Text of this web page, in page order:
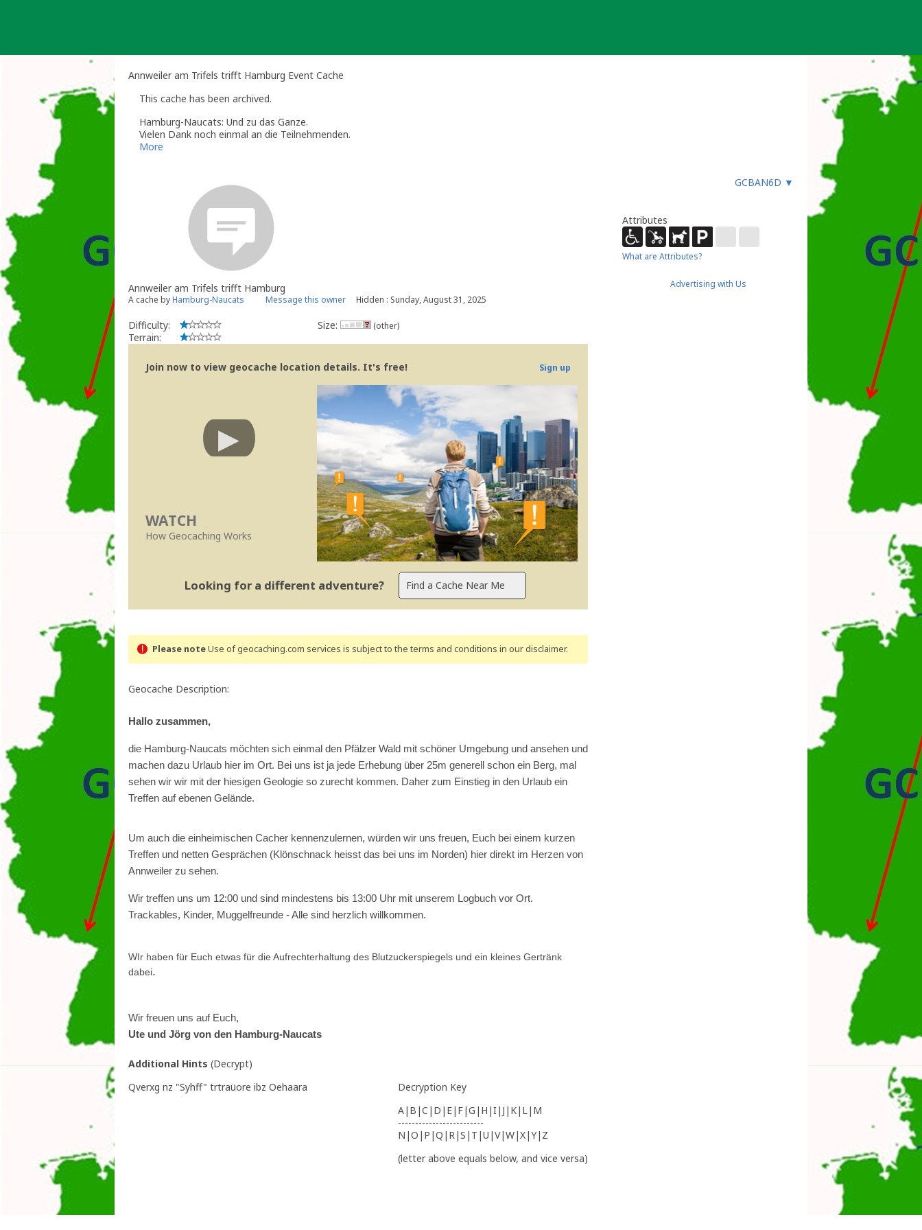
Annweiler am Trifels trifft Hamburg Event Cache
This cache has been archived.
Hamburg-Naucats: Und zu das Ganze.
Vielen Dank noch einmal an die Teilnehmenden.
Evtl. sehen wir uns ja beim Blutmondevent (lune de sang) bei Wissembourg.
More
GCBAN6D ▼
Annweiler am Trifels trifft Hamburg
A cache byHamburg-Naucats Message this owner Hidden : Sunday, August 31, 2025
Difficulty:
Terrain:
Size: (other)
Join now to view geocache location details. It's free! Sign up
WATCH
How Geocaching Works
Looking for a different adventure?
Please noteUse of geocaching.com services is subject to the terms and conditions in our disclaimer.
Geocache Description:
Hallo zusammen,
die Hamburg-Naucats möchten sich einmal den Pfälzer Wald mit schöner Umgebung und ansehen und
machen dazu Urlaub hier im Ort. Bei uns ist ja jede Erhebung über 25m generell schon ein Berg, mal
sehen wir wir mit der hiesigen Geologie so zurecht kommen. Daher zum Einstieg in den Urlaub ein
Treffen auf ebenen Gelände.
Um auch die einheimischen Cacher kennenzulernen, würden wir uns freuen, Euch bei einem kurzen
Treffen und netten Gesprächen (Klönschnack heisst das bei uns im Norden) hier direkt im Herzen von
Annweiler zu sehen.
Wir treffen uns um 12:00 und sind mindestens bis 13:00 Uhr mit unserem Logbuch vor Ort.
Trackables, Kinder, Muggelfreunde - Alle sind herzlich willkommen.
WIr haben für Euch etwas für die Aufrechterhaltung des Blutzuckerspiegels und ein kleines Gertränk
dabei.
Wir freuen uns auf Euch,
Ute und Jörg von den Hamburg-Naucats
Additional Hints (Decrypt)
Qverxg nz "Syhff" trtraüore ibz Oehaara
Decryption Key
A|B|C|D|E|F|G|H|I|J|K|L|M
-------------------------
N|O|P|Q|R|S|T|U|V|W|X|Y|Z
(letter above equals below, and vice versa)
Attributes
What are Attributes?
Advertising with Us